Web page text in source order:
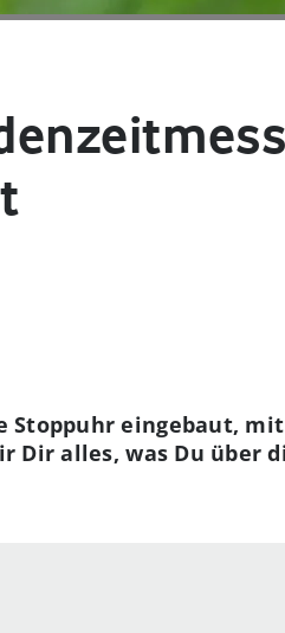
Stoppuhr eingebaut,
alles, was Du über